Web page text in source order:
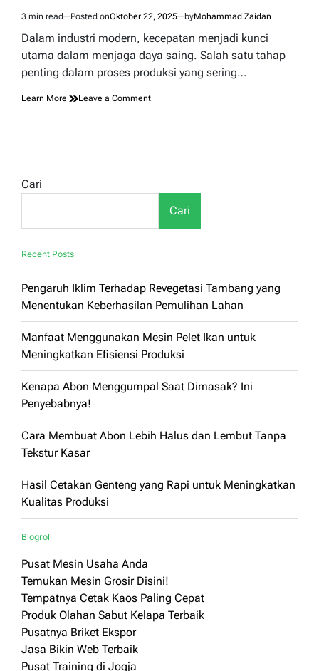
Estimated
read
3 min read Posted onOktober 22, 2025 byMohammad Zaidan
Dalam industri modern, kecepatan menjadi kunci
utama dalam menjaga daya saing. Salah satu tahap
penting dalam proses produksi yang sering…
Learn More Leave a Commenton
Cari
Cari
Recent Posts
Pengaruh Iklim Terhadap Revegetasi Tambang yang
Menentukan Keberhasilan Pemulihan Lahan
Manfaat Menggunakan Mesin Pelet Ikan untuk
Meningkatkan Efisiensi Produksi
Kenapa Abon Menggumpal Saat Dimasak? Ini
Penyebabnya!
Cara Membuat Abon Lebih Halus dan Lembut Tanpa
Tekstur Kasar
Hasil Cetakan Genteng yang Rapi untuk Meningkatkan
Kualitas Produksi
Blogroll
Pusat Mesin Usaha Anda
Temukan Mesin Grosir Disini!
Tempatnya Cetak Kaos Paling Cepat
Produk Olahan Sabut Kelapa Terbaik
Pusatnya Briket Ekspor
Jasa Bikin Web Terbaik
Pusat Training di Jogja